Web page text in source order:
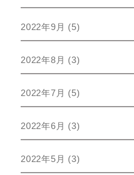
2022年9月 (5)
2022年8月 (3)
2022年7月 (5)
2022年6月 (3)
2022年5月 (3)